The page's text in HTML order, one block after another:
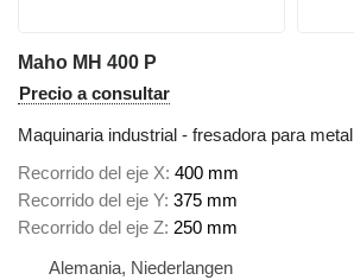
Maho MH 400 P
Precio a consultar
Maquinaria industrial - fresadora para metal
Recorrido del eje X 400 mm
Recorrido del eje Y 375 mm
Recorrido del eje Z 250 mm
Alemania, Niederlangen